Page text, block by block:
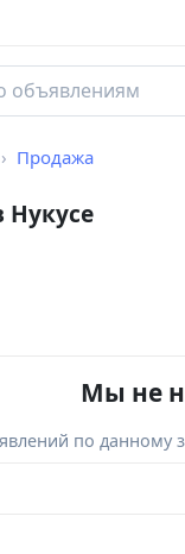
Продажа
Нукусе
Мы не
по данному